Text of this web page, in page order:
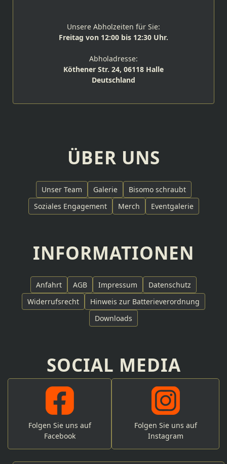
Unsere Abholzeiten für Sie:
Freitag von 12:00 bis 12:30 Uhr.
Abholadresse:
Köthener Str. 24, 06118 Halle
Deutschland
ÜBER UNS
Unser Team Galerie
Bisomo schraubt
Soziales Engagement
Merch Eventgalerie
INFORMATIONEN
Anfahrt AGB Impressum
Datenschutz
Widerrufsrecht
Hinweis zur Batterieverordnung
Downloads
SOCIAL MEDIA
Folgen Sie uns auf
Facebook
Folgen Sie uns auf
Instagram